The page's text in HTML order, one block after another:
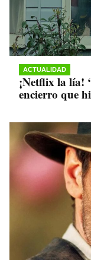
ACTUALIDAD
¡Netflix la lía!
encierro que